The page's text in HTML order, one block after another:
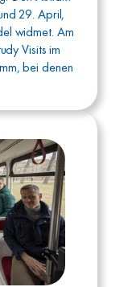
29. April,
widmet. Am
Visits im
bei denen